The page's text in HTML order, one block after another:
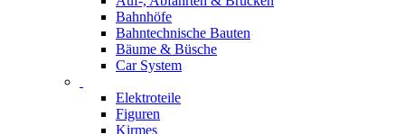
Bahnhöfe
Bahntechnische Bauten
Bäume & Büsche
Car System
Elektroteile
Figuren
Kirmes